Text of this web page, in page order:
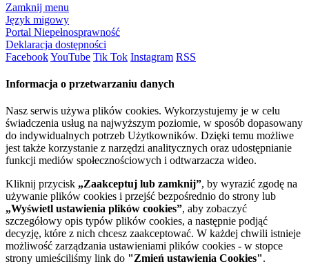
Zamknij menu
Język migowy
Portal Niepełnosprawność
Deklaracja dostępności
FacebookYouTube Tik Tok Instagram RSS
Informacja o przetwarzaniu danych
Nasz serwis używa plików cookies. Wykorzystujemy je w celu
świadczenia usług na najwyższym poziomie, w sposób dopasowany
do indywidualnych potrzeb Użytkowników. Dzięki temu możliwe
jest także korzystanie z narzędzi analitycznych oraz udostępnianie
funkcji mediów społecznościowych i odtwarzacza wideo.
Kliknij przycisk „Zaakceptuj lub zamknij”, by wyrazić zgodę na
używanie plików cookies i przejść bezpośrednio do strony lub
„Wyświetl ustawienia plików cookies”, aby zobaczyć
szczegółowy opis typów plików cookies, a następnie podjąć
decyzję, które z nich chcesz zaakceptować. W każdej chwili istnieje
możliwość zarządzania ustawieniami plików cookies - w stopce
strony umieściliśmy link do "Zmień ustawienia Cookies".